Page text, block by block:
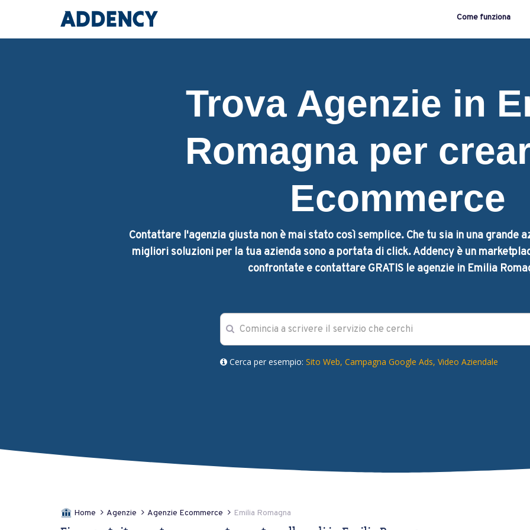
Come funziona
Trova Agenzie in
Romagna per
Ecommerce
Contattare l'agenzia giusta non è mai stato così semplice. Che tu sia in una grande
migliori soluzioni per la tua azienda sono a portata di click. Addency è un
confrontate e contattare GRATIS le agenzie in Emilia
Cerca per esempio: Sito Web, Campagna Google Ads, Video Aziendale
Home Agenzie Agenzie Ecommerce Emilia Romagna